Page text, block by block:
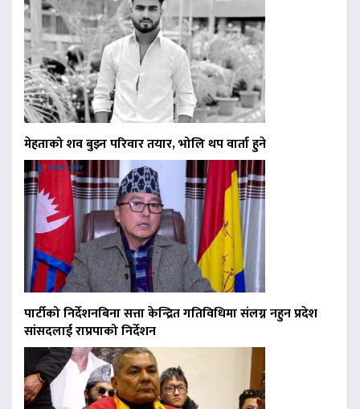
मेहताको शव बुझ्न परिवार तयार, भोलि थप वार्ता हुने
पार्टीको निर्देशनबिना सत्ता केन्द्रित गतिविधिमा संलग्न नहुन प्रदेश
सांसदलाई राप्रपाको निर्देशन